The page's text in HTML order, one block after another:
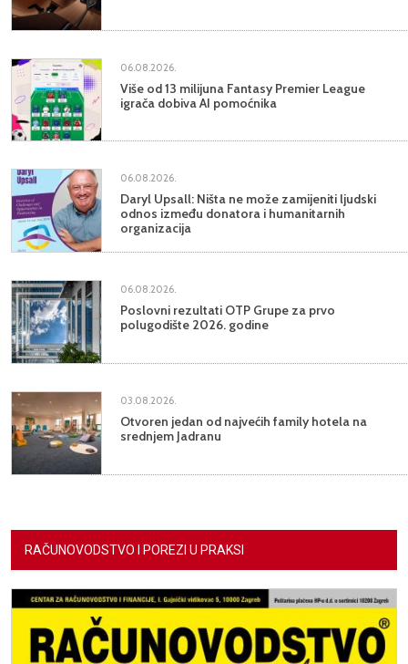
06.08.2026.
Više od 13 milijuna Fantasy Premier League
igrača dobiva AI pomoćnika
06.08.2026.
Daryl Upsall: Ništa ne može zamijeniti ljudski
odnos između donatora i humanitarnih
organizacija
06.08.2026.
Poslovni rezultati OTP Grupe za prvo
polugodište 2026. godine
03.08.2026.
Otvoren jedan od najvećih family hotela na
srednjem Jadranu
RAČUNOVODSTVO I POREZI U PRAKSI